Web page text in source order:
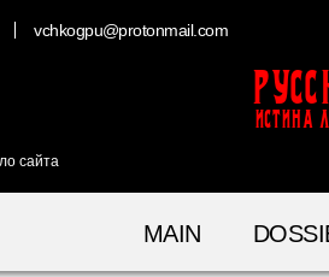
vchkogpu@protonmail.com
сайта
ИСТИНА
MAIN